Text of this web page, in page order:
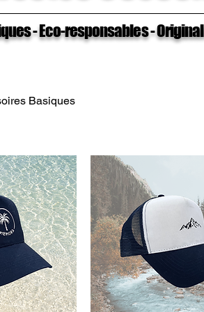
- Eco-responsables -
Basiques